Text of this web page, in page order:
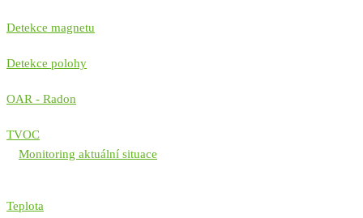
Detekce magnetu
Detekce polohy
OAR - Radon
TVOC
Monitoring aktuální situace
Teplota